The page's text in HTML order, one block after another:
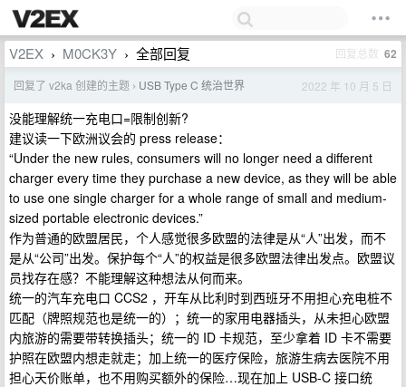
V2EX › M0CK3Y › 全部回复 回复总数 62
回复了 v2ka 创建的主题 › USB Type C 统治世界 2022 年 10 月 5 日
没能理解统一充电口=限制创新?
建议读一下欧洲议会的 press release：
“Under the new rules, consumers will no longer need a different
charger every time they purchase a new device, as they will be able
to use one single charger for a whole range of small and medium-
sized portable electronic devices.”
作为普通的欧盟居民，个人感觉很多欧盟的法律是从“人”出发，而不
是从“公司”出发。保护每个“人”的权益是很多欧盟法律出发点。欧盟议
员找存在感？不能理解这种想法从何而来。
统一的汽车充电口 CCS2 ，开车从比利时到西班牙不用担心充电桩不
匹配（牌照规范也是统一的）；统一的家用电器插头，从未担心欧盟
内旅游的需要带转换插头；统一的 ID 卡规范，至少拿着 ID 卡不需要
护照在欧盟内想走就走；加上统一的医疗保险，旅游生病去医院不用
担心天价账单，也不用购买额外的保险…现在加上 USB-C 接口统